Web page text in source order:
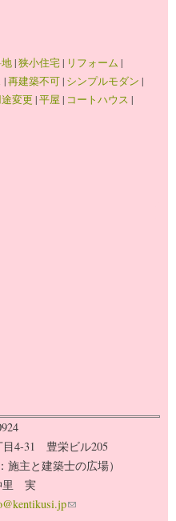
|狭小住宅| リフォーム |
|再建築不可| シンプルモダン |
変更 |平屋 | コートハウス |
目4-31 豊栄ビル205
主と建築士の広場）
里 実
(link sends e-mail)